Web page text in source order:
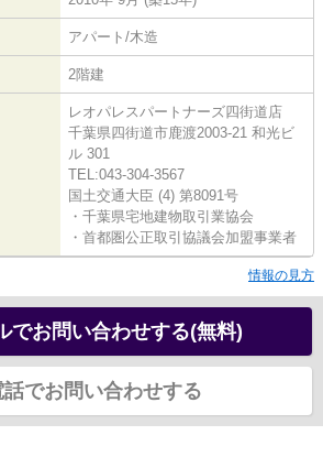
アパート/木造
2階建
レオパレスパートナーズ四街道店
千葉県四街道市鹿渡2003-21 和光ビ
ル 301
TEL:043-304-3567
国土交通大臣 (4) 第8091号
・千葉県宅地建物取引業協会
・首都圏公正取引協議会加盟事業者
情報の見方
でお問い合わせする(無料)
話でお問い合わせする